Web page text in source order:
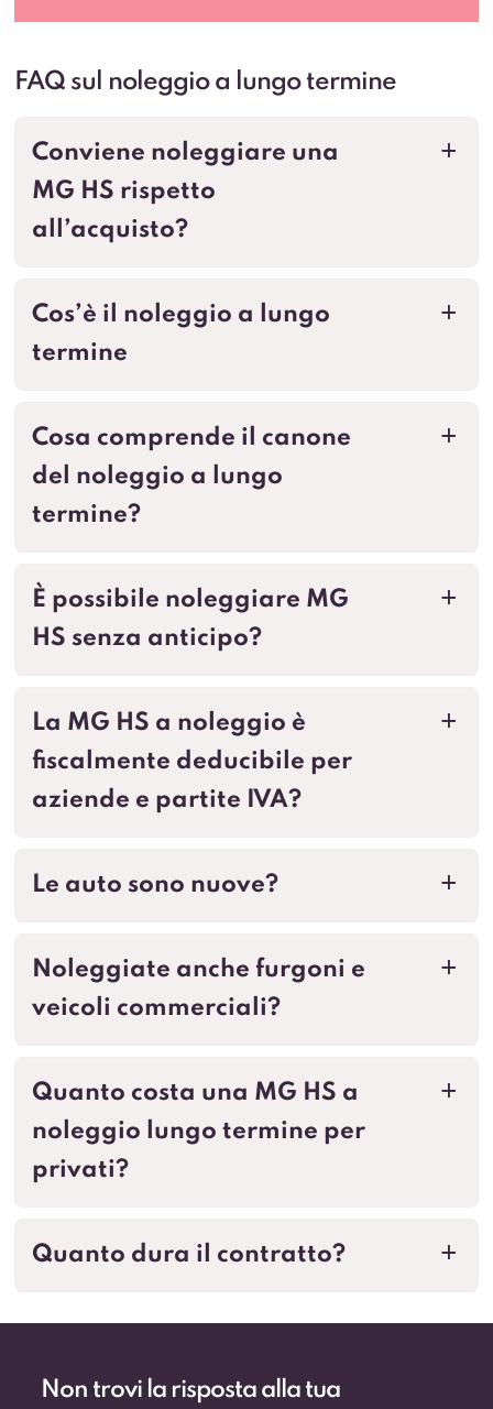
FAQ sul noleggio a lungo termine
a
Conviene noleggiare una
MG HS rispetto
all’acquisto?
a
Cos’è il noleggio a lungo
termine
a
Cosa comprende il canone
del noleggio a lungo
termine?
a
È possibile noleggiare MG
HS senza anticipo?
a
La MG HS a noleggio è
fiscalmente deducibile per
aziende e partite IVA?
a
Le auto sono nuove?
a
Noleggiate anche furgoni e
veicoli commerciali?
a
Quanto costa una MG HS a
noleggio lungo termine per
privati?
a
Quanto dura il contratto?
Non trovi la risposta alla tua